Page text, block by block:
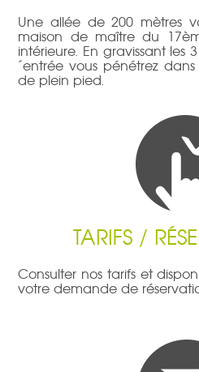
Une allée de 200 mètres
maison de maître du
intérieure. En gravissant
´entrée vous pénétrez
de plein pied.
TARIFS /
Consulter nos tarifs et
votre demande de